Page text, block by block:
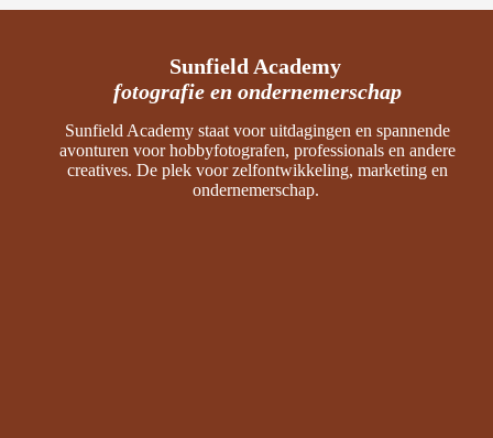
Sunfield Academy
fotografie en ondernemerschap
Sunfield Academy staat voor uitdagingen en spannende
avonturen voor hobbyfotografen, professionals en andere
creatives. De plek voor zelfontwikkeling, marketing en
ondernemerschap.